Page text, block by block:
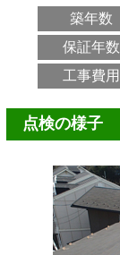
築年数
保証年数
工事費用
点検の様子